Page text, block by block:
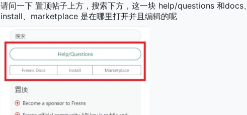
请问一下 置顶帖子上方，搜索下方，这一块 help/questions 和docs、
install、marketplace 是在哪里打开并且编辑的呢